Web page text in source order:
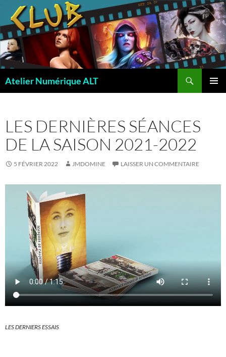
Atelier Numérique ALT
LES DERNIÈRES SÉANCES
DE LA SAISON 2021-2022
5 FÉVRIER 2022 JMDOMINE LAISSER UN COMMENTAIRE
LES DERNIERS ESSAIS